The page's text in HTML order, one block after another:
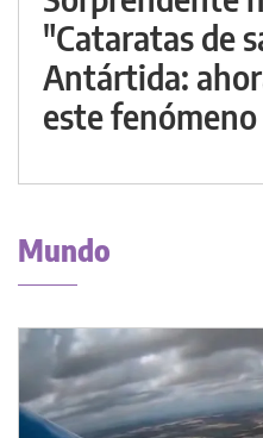
"Cataratas de
Antártida:
este
Mundo